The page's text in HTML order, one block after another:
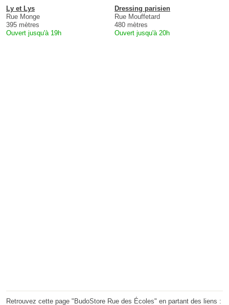
Ly et Lys
Rue Monge
395 mètres
Ouvert jusqu'à 19h
Dressing parisien
Rue Mouffetard
480 mètres
Ouvert jusqu'à 20h
Retrouvez cette page "BudoStore Rue des Écoles" en partant des liens :